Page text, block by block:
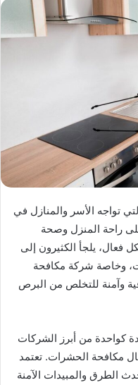
تواجه الأسر والمنازل في
راحة المنزل وصحة
يلجأ الكثيرون إلى
وخاصة شركة مكافحة
وآمنة للتخلص من البرص
كواحدة من أبرز الشركات
مكافحة الحشرات. تعتمد
الطرق والمبيدات الآمنة